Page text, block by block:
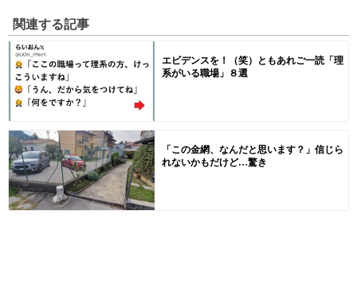
関連する記事
エビデンスを！（笑）ともあれご一読「理
系がいる職場」８選
「この金網、なんだと思います？」信じら
れないかもだけど…驚き